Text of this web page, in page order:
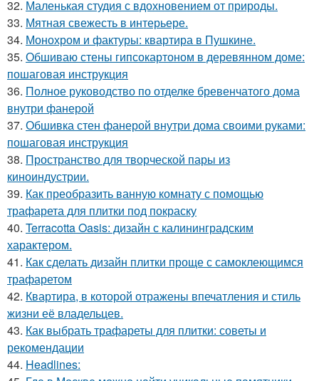
32. Маленькая студия с вдохновением от природы.
33. Мятная свежесть в интерьере.
34. Монохром и фактуры: квартира в Пушкине.
35. Обшиваю стены гипсокартоном в деревянном доме:
пошаговая инструкция
36. Полное руководство по отделке бревенчатого дома
внутри фанерой
37. Обшивка стен фанерой внутри дома своими руками:
пошаговая инструкция
38. Пространство для творческой пары из
киноиндустрии.
39. Как преобразить ванную комнату с помощью
трафарета для плитки под покраску
40. Terracotta Oasis: дизайн с калининградским
характером.
41. Как сделать дизайн плитки проще с самоклеющимся
трафаретом
42. Квартира, в которой отражены впечатления и стиль
жизни её владельцев.
43. Как выбрать трафареты для плитки: советы и
рекомендации
44. Headlines: